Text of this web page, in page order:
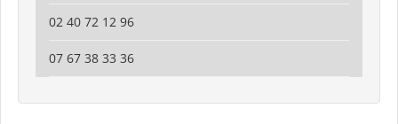
02 40 72 12 96
07 67 38 33 36